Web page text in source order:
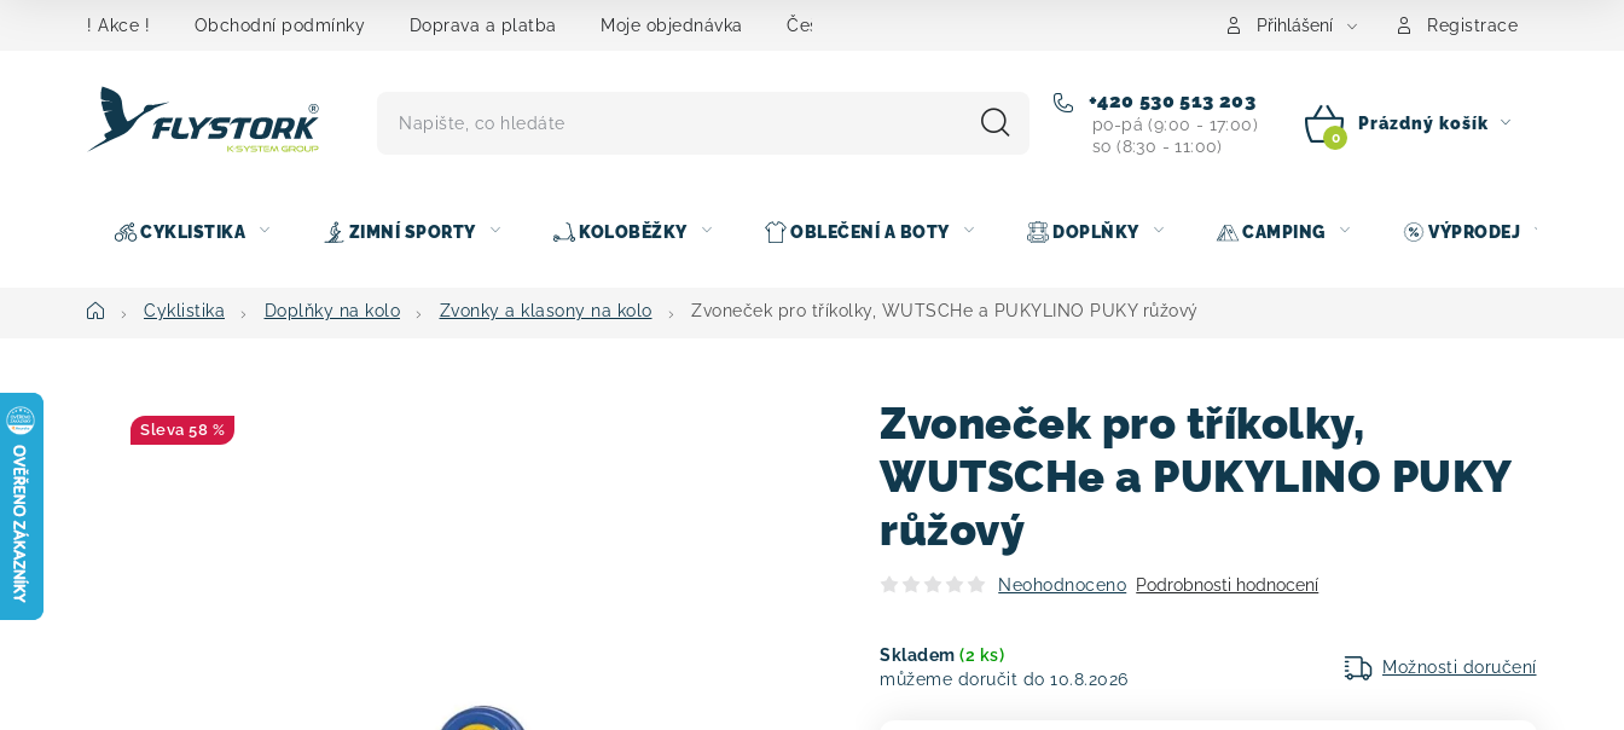
! Akce ! Obchodní podmínky Doprava a platba Moje objednávka Čeština Půjčovna nosičů kol Kontakt
Přihlášení Registrace
+420 530 513 203
po-pá (9:00 - 17:00)
so (8:30 - 11:00)
NÁKUPNÍ
Prázdný košík
CYKLISTIKA ZIMNÍ SPORTY KOLOBĚŽKY OBLEČENÍ A BOTY DOPLŇKY CAMPING VÝPRODEJ
DomůCyklistika Doplňky na kolo Zvonky a klasony na kolo Zvoneček pro tříkolky, WUTSCHe a PUKYLINO PUKY růžový
Zvoneček pro tříkolky,
WUTSCHe a PUKYLINO PUKY
růžový
Neohodnoceno Podrobnosti hodnocení
Skladem(2 ks)
10.8.2026
Možnosti doručení
58 %